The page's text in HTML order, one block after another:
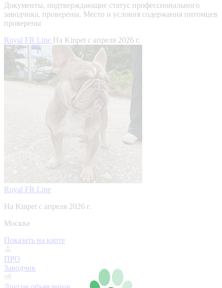
Документы, подтверждающие статус профессионального
заводчика, проверены. Место и условия содержания питомцев
проверены
Royal FR Line На Kinpet c апреля 2026 г.
Royal FR Line
На Kinpet c апреля 2026 г.
Москва
Показать на карте
ПРО
Заводчик